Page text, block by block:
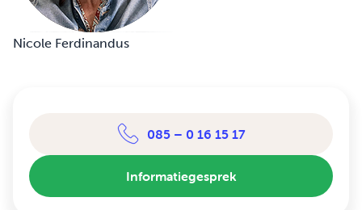
Nicole Ferdinandus
085 – 0 16 15 17
Informatiegesprek